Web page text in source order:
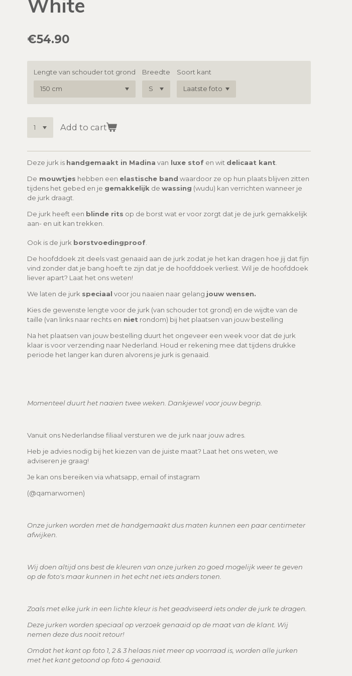
White
€54.90
Lengte van schouder tot grond Breedte Soort kant
Add to cart
Deze jurk is handgemaakt in Madina van luxe stof en wit delicaat kant
De mouwtjes hebben een elastische band waardoor ze op hun plaats blijven zitten
tijdens het gebed en je gemakkelijk de wassing (wudu) kan verrichten wanneer je
de jurk draagt.
De jurk heeft een blinde rits op de borst wat er voor zorgt dat je de jurk gemakkelijk
aan- en uit kan trekken.
Ook is de jurk borstvoedingproof
De hoofddoek zit deels vast genaaid aan de jurk zodat je het kan dragen hoe jij dat fijn
vind zonder dat je bang hoeft te zijn dat je de hoofddoek verliest. Wil je de hoofddoek
liever apart? Laat het ons weten!
We laten de jurk speciaal voor jou naaien naar gelang jouw wensen.
Kies de gewenste lengte voor de jurk (van schouder tot grond) en de wijdte van de
taille (van links naar rechts en niet rondom) bij het plaatsen van jouw bestelling
Na het plaatsen van jouw bestelling duurt het ongeveer een week voor dat de jurk
klaar is voor verzending naar Nederland. Houd er rekening mee dat tijdens drukke
periode het langer kan duren alvorens je jurk is genaaid.
Momenteel duurt het naaien twee weken. Dankjewel voor jouw begrip.
Vanuit ons Nederlandse filiaal versturen we de jurk naar jouw adres.
Heb je advies nodig bij het kiezen van de juiste maat? Laat het ons weten, we
adviseren je graag!
Je kan ons bereiken via whatsapp, email of instagram
(@qamarwomen)
Onze jurken worden met de handgemaakt dus maten kunnen een paar centimeter
afwijken.
Wij doen altijd ons best de kleuren van onze jurken zo goed mogelijk weer te geven
op de foto's maar kunnen in het echt net iets anders tonen.
Zoals met elke jurk in een lichte kleur is het geadviseerd iets onder de jurk te dragen.
Deze jurken worden speciaal op verzoek genaaid op de maat van de klant. Wij
nemen deze dus nooit retour!
Omdat het kant op foto 1, 2 & 3 helaas niet meer op voorraad is, worden alle jurken
met het kant getoond op foto 4 genaaid.